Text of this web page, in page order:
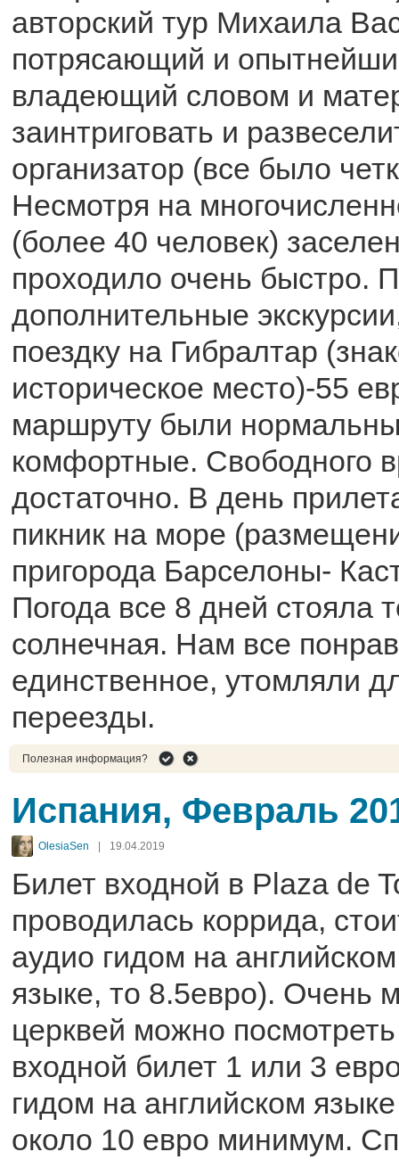
авторский тур Михаила
потрясающий и
владеющий словом и
заинтриговать и
организатор (все было
Несмотря на
(более 40 человек)
проходило очень быстро.
дополнительные
поездку на Гибралтар
историческое место)-55
маршруту были
комфортные. Свободного
достаточно. В день
пикник на море
пригорода Барселоны-
Погода все 8 дней стояла
солнечная. Нам все
единственное, утомляли
переезды.
Полезная информация?
Испания, Февраль
OlesiaSen 19.04.2019
Билет входной в Plaza de
проводилась коррида,
аудио гидом на
языке, то 8.5евро). Очень
церквей можно
входной билет 1 или 3
гидом на английском
около 10 евро минимум.